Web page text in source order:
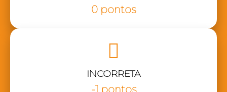
0 pontos
INCORRETA
-1 pontos